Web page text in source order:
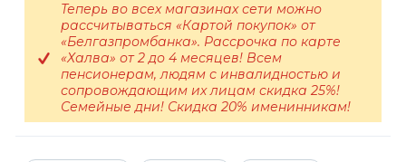
Теперь во всех магазинах сети можно
рассчитываться «Картой покупок» от
«Белгазпромбанка». Рассрочка по карте
«Халва» от 2 до 4 месяцев! Всем
пенсионерам, людям с инвалидностью и
сопровождающим их лицам скидка 25%!
Семейные дни! Скидка 20% именинникам!